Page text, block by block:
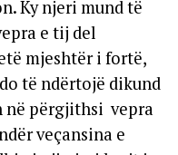
Ky njeri mund të
e tij del
mjeshtër i fortë,
të ndërtojë dikund
në përgjithsi vepra
veçansina e